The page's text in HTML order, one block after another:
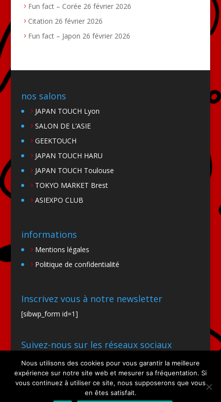
Fun fact – Corée 26 février 2026
Citation 26 février 2026
Fun fact – Japon 26 février 2026
nos salons
JAPAN TOUCH Lyon
SALON DE L’ASIE
GEEKTOUCH
JAPAN TOUCH HARU
JAPAN TOUCH Toulouse
TOKYO MARKET Brest
ASIEXPO CLUB
informations
Mentions légales
Politique de confidentialité
Inscrivez vous à notre newsletter
[sibwp_form id=1]
Suivez-nous sur les réseaux sociaux
Nous utilisons des cookies pour vous garantir la meilleure
expérience sur notre site web et mesurer sa fréquentation. Si
vous continuez à utiliser ce site, nous supposerons que vous
en êtes satisfait.